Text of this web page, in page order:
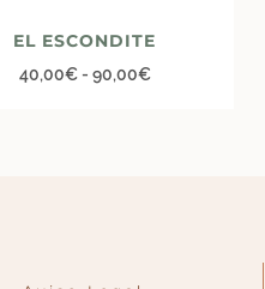
EL ESCONDITE
40,00€ - 90,00€